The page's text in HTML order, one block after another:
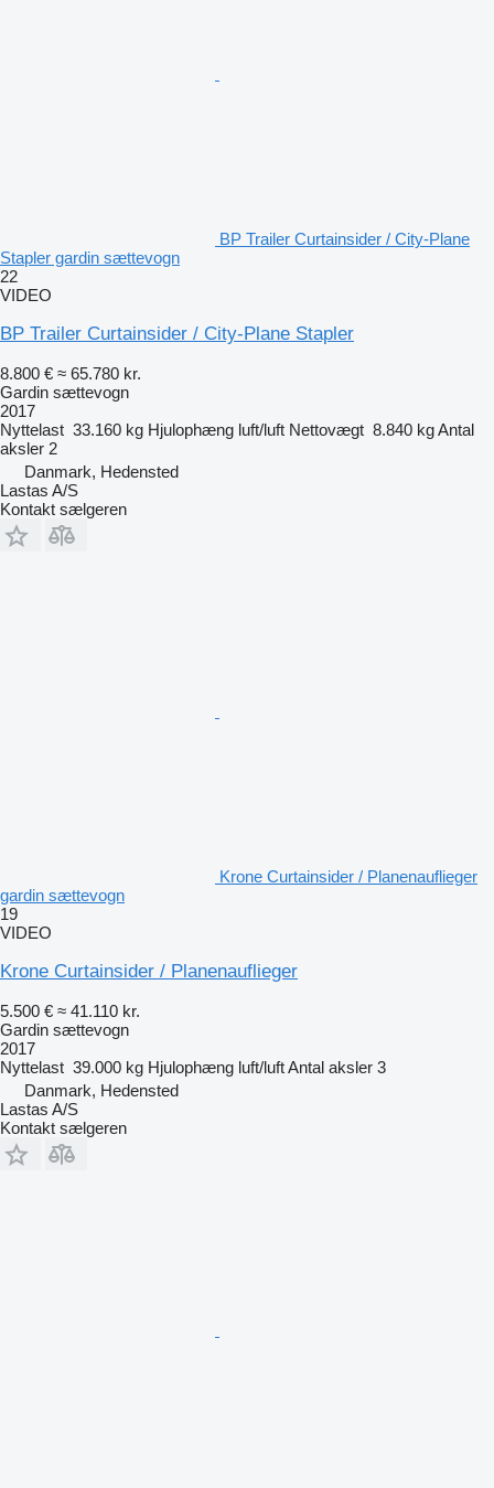
BP Trailer Curtainsider / City-Plane
Stapler gardin sættevogn
22
VIDEO
BP Trailer Curtainsider / City-Plane Stapler
8.800 € ≈ 65.780 kr.
Gardin sættevogn
2017
Nyttelast 33.160 kg Hjulophæng luft/luft Nettovægt 8.840 kgAntal
aksler 2
Danmark, Hedensted
Lastas A/S
Kontakt sælgeren
Krone Curtainsider / Planenauflieger
gardin sættevogn
19
VIDEO
Krone Curtainsider / Planenauflieger
5.500 € ≈ 41.110 kr.
Gardin sættevogn
2017
Nyttelast 39.000 kg Hjulophæng luft/luftAntal aksler 3
Danmark, Hedensted
Lastas A/S
Kontakt sælgeren